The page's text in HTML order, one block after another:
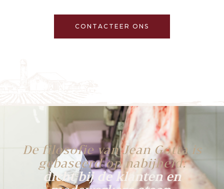
CONTACTEER ONS
De filosofie van Jean Gotta is
gebaseerd op nabijheid:
dicht bij de klanten en